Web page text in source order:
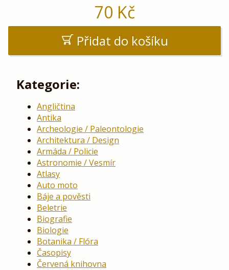
70 Kč
Přidat do košíku
Kategorie:
Angličtina
Antika
Archeologie / Paleontologie
Architektura / Design
Armáda / Policie
Astronomie / Vesmír
Atlasy
Auto moto
Báje a pověsti
Beletrie
Biografie
Biologie
Botanika / Flóra
Časopisy
Červená knihovna